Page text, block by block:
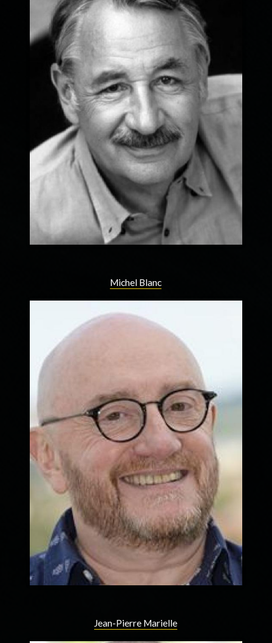
Michel Blanc
Jean-Pierre Marielle